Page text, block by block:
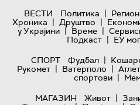
ВЕСТИ Политика | Регион
Хроника | Друштво |
у Украјини | Време |
Подкаст | ЕУ
СПОРТ
Фудбал |
Рукомет | Ватерполо |
спортови |
МАГАЗИН
Живот |